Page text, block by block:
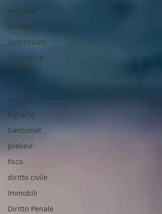
Impresa
Famiglia
Successioni
Contratti e
immobili
Lavoro
Sinistri
Ingiuria
bancomat
prelievi
fisco
diritto civile
Immobili
Diritto Penale